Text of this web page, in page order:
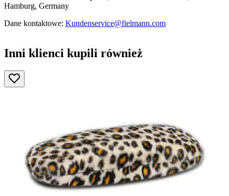
Hamburg, Germany
Dane kontaktowe: Kundenservice@fielmann.com
Inni klienci kupili również